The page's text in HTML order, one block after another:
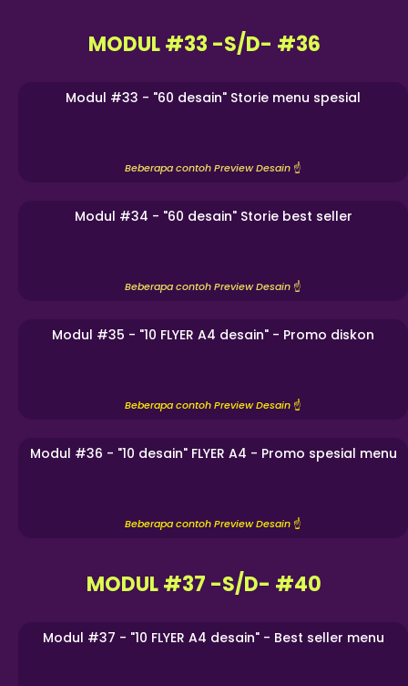
MODUL #33 -S/D- #36
Modul #33 - "60 desain" Storie menu spesial
Beberapa contoh Preview Desain ☝️
Modul #34 - "60 desain" Storie best seller
Beberapa contoh Preview Desain ☝️
Modul #35 - "10 FLYER A4 desain" - Promo diskon
Beberapa contoh Preview Desain ☝️
Modul #36 - "10 desain" FLYER A4 - Promo spesial menu
Beberapa contoh Preview Desain ☝️
MODUL #37 -S/D- #40
Modul #37 - "10 FLYER A4 desain" - Best seller menu